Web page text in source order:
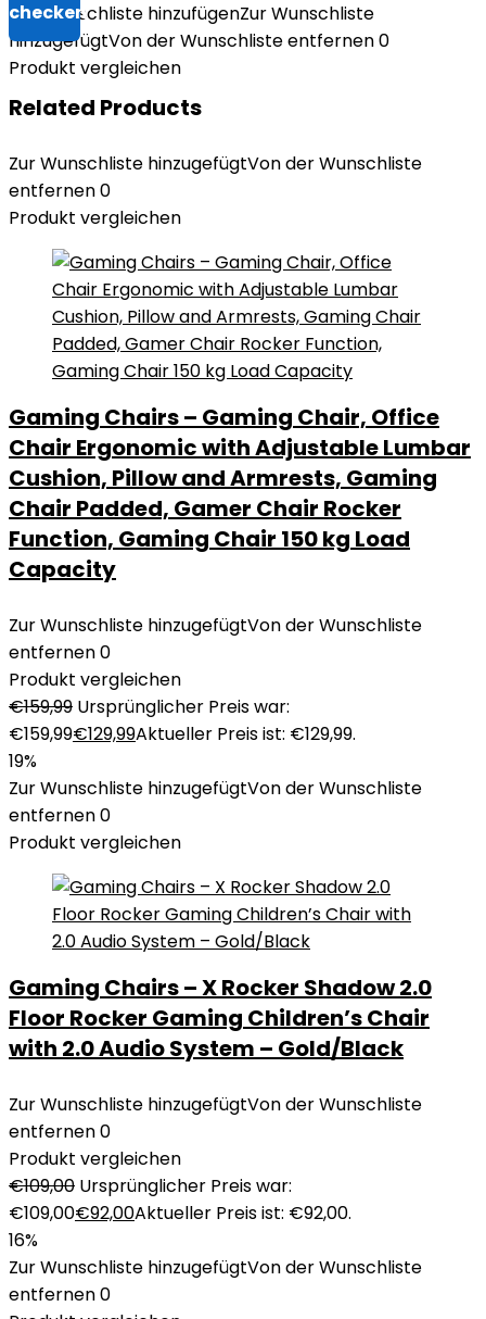
Zur Wunschliste hinzufügenZur Wunschliste
hinzugefügtVon der Wunschliste entfernen0
Produkt vergleichen
Related Products
Zur Wunschliste hinzugefügtVon der Wunschliste
entfernen0
Produkt vergleichen
Gaming Chairs – Gaming Chair, Office
Chair Ergonomic with Adjustable Lumbar
Cushion, Pillow and Armrests, Gaming
Chair Padded, Gamer Chair Rocker
Function, Gaming Chair 150 kg Load
Capacity
Zur Wunschliste hinzugefügtVon der Wunschliste
entfernen0
Produkt vergleichen
€159,99 Ursprünglicher Preis war:
€159,99€129,99Aktueller Preis ist: €129,99.
19%
Zur Wunschliste hinzugefügtVon der Wunschliste
entfernen0
Produkt vergleichen
Gaming Chairs – X Rocker Shadow 2.0
Floor Rocker Gaming Children’s Chair
with 2.0 Audio System – Gold/Black
Zur Wunschliste hinzugefügtVon der Wunschliste
entfernen0
Produkt vergleichen
€109,00 Ursprünglicher Preis war:
€109,00€92,00Aktueller Preis ist: €92,00.
16%
Zur Wunschliste hinzugefügtVon der Wunschliste
entfernen0